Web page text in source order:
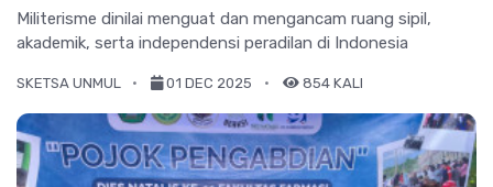
Militerisme dinilai menguat dan mengancam ruang sipil,
akademik, serta independensi peradilan di Indonesia
SKETSA UNMUL 01 DEC 2025 854 KALI